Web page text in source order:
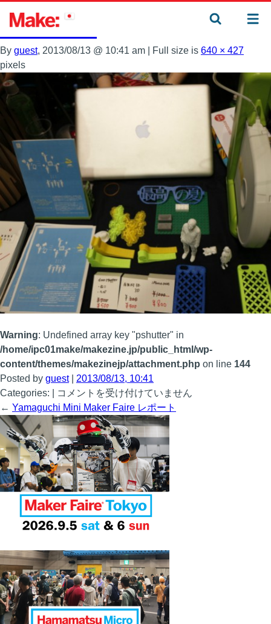
_MG_4318
By guest, 2013/08/13 @ 10:41 am Full size is 640 × 427
pixels
Warning: Undefined array key "pshutter" in
/home/ipc01make/makezine.jp/public_html/wp-
content/themes/makezinejp/attachment.php on line 144
Posted by guest| 2013/08/13, 10:41
Categories: |
_MG_4318
は
コメントを受け付けていません
← Yamaguchi Mini Maker Faire レポート